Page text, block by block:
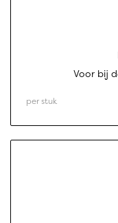
Voor bij
per stuk